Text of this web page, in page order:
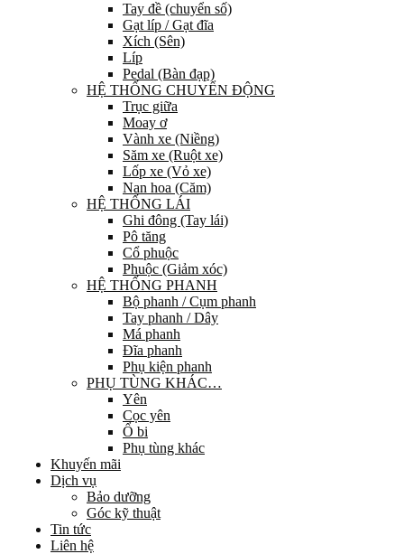
Tay đề (chuyển số)
Gạt líp / Gạt đĩa
Xích (Sên)
Líp
Pedal (Bàn đạp)
HỆ THỐNG CHUYỂN ĐỘNG
Trục giữa
Moay ơ
Vành xe (Niềng)
Săm xe (Ruột xe)
Lốp xe (Vỏ xe)
Nan hoa (Căm)
HỆ THỐNG LÁI
Ghi đông (Tay lái)
Pô tăng
Cổ phuộc
Phuộc (Giảm xóc)
HỆ THỐNG PHANH
Bộ phanh / Cụm phanh
Tay phanh / Dây
Má phanh
Đĩa phanh
Phụ kiện phanh
PHỤ TÙNG KHÁC…
Yên
Cọc yên
Ổ bi
Phụ tùng khác
Khuyến mãi
Dịch vụ
Bảo dưỡng
Góc kỹ thuật
Tin tức
Liên hệ